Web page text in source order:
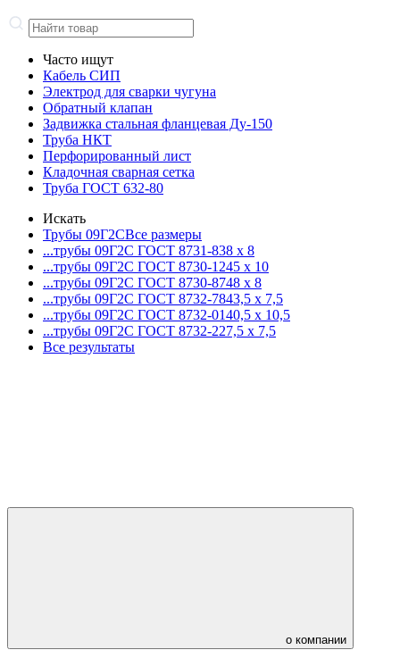
Часто ищут
Кабель СИП
Электрод для сварки чугуна
Обратный клапан
Задвижка стальная фланцевая Ду-150
Труба НКТ
Перфорированный лист
Кладочная сварная сетка
Труба ГОСТ 632-80
Искать
Трубы 09Г2СВсе размеры
...трубы 09Г2С ГОСТ 8731-838 x 8
...трубы 09Г2С ГОСТ 8730-1245 x 10
...трубы 09Г2С ГОСТ 8730-8748 x 8
...трубы 09Г2С ГОСТ 8732-7843,5 x 7,5
...трубы 09Г2С ГОСТ 8732-0140,5 x 10,5
...трубы 09Г2С ГОСТ 8732-227,5 x 7,5
Все результаты
о компании